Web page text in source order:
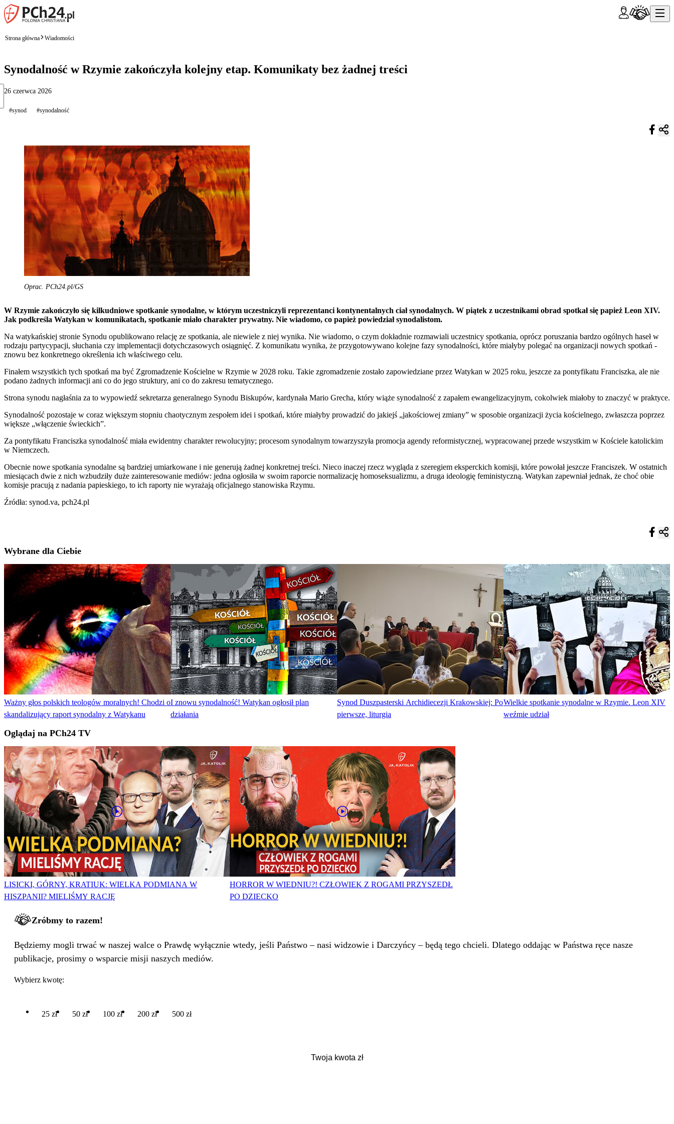
Strona główna Wiadomości
Synodalność w Rzymie zakończyła kolejny etap. Komunikaty bez żadnej treści
26 czerwca 2026
#synod #synodalność
Oprac. PCh24.pl/GS
W Rzymie zakończyło się kilkudniowe spotkanie synodalne, w którym uczestniczyli reprezentanci kontynentalnych ciał synodalnych. W piątek z uczestnikami obrad spotkał się papież Leon XIV.
Jak podkreśla Watykan w komunikatach, spotkanie miało charakter prywatny. Nie wiadomo, co papież powiedział synodalistom.
Na watykańskiej stronie Synodu opublikowano relację ze spotkania, ale niewiele z niej wynika. Nie wiadomo, o czym dokładnie rozmawiali uczestnicy spotkania, oprócz poruszania bardzo ogólnych haseł w
rodzaju partycypacji, słuchania czy implementacji dotychczasowych osiągnięć. Z komunikatu wynika, że przygotowywano kolejne fazy synodalności, które miałyby polegać na organizacji nowych spotkań -
znowu bez konkretnego określenia ich właściwego celu.
Finałem wszystkich tych spotkań ma być Zgromadzenie Kościelne w Rzymie w 2028 roku. Takie zgromadzenie zostało zapowiedziane przez Watykan w 2025 roku, jeszcze za pontyfikatu Franciszka, ale nie
podano żadnych informacji ani co do jego struktury, ani co do zakresu tematycznego.
Strona synodu nagłaśnia za to wypowiedź sekretarza generalnego Synodu Biskupów, kardynała Mario Grecha, który wiąże synodalność z zapałem ewangelizacyjnym, cokolwiek miałoby to znaczyć w praktyce.
Synodalność pozostaje w coraz większym stopniu chaotycznym zespołem idei i spotkań, które miałyby prowadzić do jakiejś „jakościowej zmiany” w sposobie organizacji życia kościelnego, zwłaszcza poprzez
większe „włączenie świeckich”.
Za pontyfikatu Franciszka synodalność miała ewidentny charakter rewolucyjny; procesom synodalnym towarzyszyła promocja agendy reformistycznej, wypracowanej przede wszystkim w Kościele katolickim
w Niemczech.
Obecnie nowe spotkania synodalne są bardziej umiarkowane i nie generują żadnej konkretnej treści. Nieco inaczej rzecz wygląda z szeregiem eksperckich komisji, które powołał jeszcze Franciszek. W ostatnich
miesiącach dwie z nich wzbudziły duże zainteresowanie mediów: jedna ogłosiła w swoim raporcie normalizację homoseksualizmu, a druga ideologię feministyczną. Watykan zapewniał jednak, że choć obie
komisje pracują z nadania papieskiego, to ich raporty nie wyrażają oficjalnego stanowiska Rzymu.
Źródła: synod.va, pch24.pl
Wybrane dla Ciebie
Ważny głos polskich teologów moralnych! Chodzi o
skandalizujący raport synodalny z Watykanu
I znowu synodalność! Watykan ogłosił plan
działania
Synod Duszpasterski Archidiecezji Krakowskiej: Po
pierwsze, liturgia
Wielkie spotkanie synodalne w Rzymie. Leon XIV
weźmie udział
Oglądaj na PCh24 TV
LISICKI, GÓRNY, KRATIUK: WIELKA PODMIANA W
HISZPANII? MIELIŚMY RACJĘ
HORROR W WIEDNIU?! CZŁOWIEK Z ROGAMI PRZYSZEDŁ
PO DZIECKO
Zróbmy to razem!
Będziemy mogli trwać w naszej walce o Prawdę wyłącznie wtedy, jeśli Państwo – nasi widzowie i Darczyńcy – będą tego chcieli. Dlatego oddając w Państwa ręce nasze
publikacje, prosimy o wsparcie misji naszych mediów.
Wybierz kwotę:
25 zł 50 zł 100 zł 200 zł 500 zł